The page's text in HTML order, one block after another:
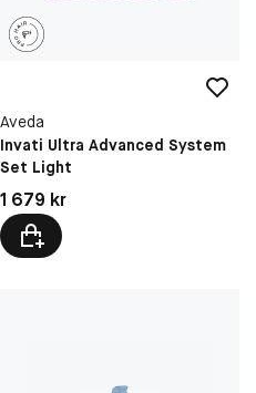
Aveda
Invati Ultra Advanced System
Set Light
Pris: 1 679 kr
1 679 kr